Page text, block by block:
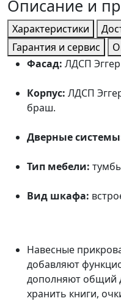
Описание и
Характеристики
Гарантия и сервис
Фасад: ЛДСП
Корпус: ЛДСП
браш.
Дверные
Тип мебели:
Вид шкафа:
Навесные
добавляют
дополняют общий
хранить книги,